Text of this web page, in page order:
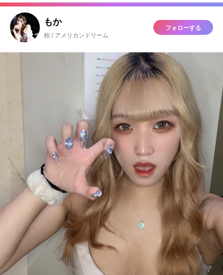
もか
柏 / アメリカンドリーム
フォローする